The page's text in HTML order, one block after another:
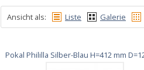
Ansicht als: Liste Galerie
Pokal Phililla Silber-Blau H=412 mm